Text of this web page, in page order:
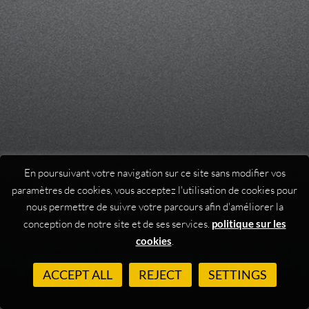
En poursuivant votre navigation sur ce site sans modifier vos
paramètres de cookies, vous acceptez l'utilisation de cookies pour
nous permettre de suivre votre parcours afin d'améliorer la
conception de notre site et de ses services. politique sur les
cookies.
ACCEPT ALL REJECT SETTINGS